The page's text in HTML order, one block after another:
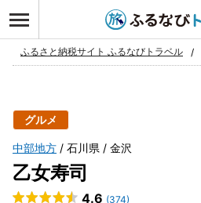
お気に入り
ふるさと納税サイト ふるなびトラベル
グルメ
中部地方 石川県 金沢
乙女寿司
4.6 (374)